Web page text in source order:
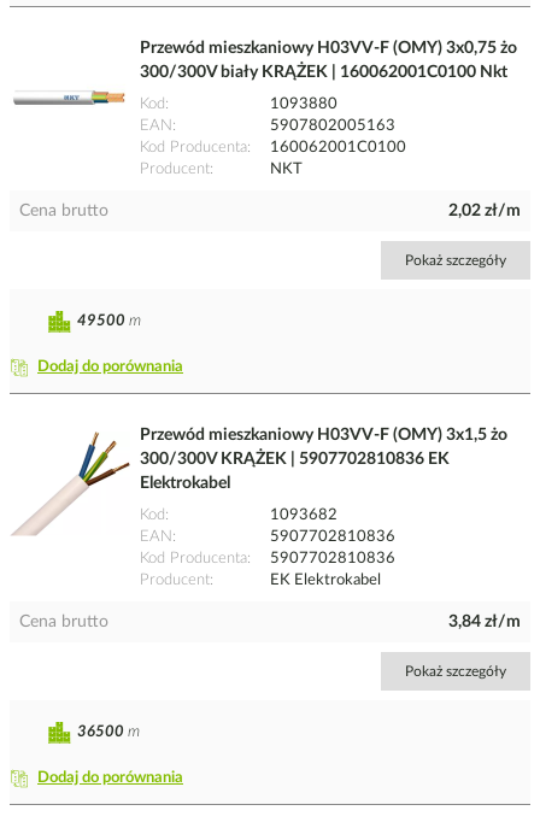
Przewód mieszkaniowy H03VV-F (OMY) 3x0,75 żo
300/300V biały KRĄŻEK | 160062001C0100 Nkt
Kod
1093880
EAN
5907802005163
Kod Producenta
160062001C0100
Producent
NKT
Cena brutto 2,02 zł/m
Pokaż szczegóły
Dodaj do porównania
49500 m
Przewód mieszkaniowy H03VV-F (OMY) 3x1,5 żo
300/300V KRĄŻEK | 5907702810836 EK
Elektrokabel
Kod
1093682
EAN
5907702810836
Kod Producenta
5907702810836
Producent
EK Elektrokabel
Cena brutto 3,84 zł/m
Pokaż szczegóły
Dodaj do porównania
36500 m